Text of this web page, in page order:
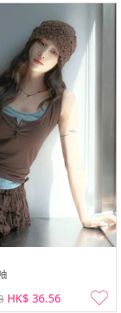
HK$ 36.56